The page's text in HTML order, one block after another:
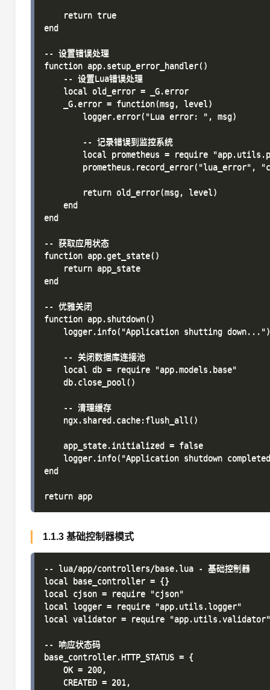
    return true
end
-- 设置错误处理
function app.setup_error_handler()
    -- 设置Lua错误处理
    local old_error = _G.error
    _G.error = function(msg, level)
        logger.error("Lua error: ", msg)
        -- 记录错误到监控系统
local prometheus = require
prometheus.record_error("lua_error",
        return old_error(msg, level)
    end
end
-- 获取应用状态
function app.get_state()
    return app_state
end
-- 优雅关闭
function app.shutdown()
    logger.info("Application shutting down...")
    -- 关闭数据库连接池
    local db = require "app.models.base"
    db.close_pool()
    -- 清理缓存
    ngx.shared.cache:flush_all()
    app_state.initialized = false
logger.info("Application shutdown
end
1.1.3 基础控制器模式
-- lua/app/controllers/base.lua - 基础控制器
local base_controller = {}
local cjson = require "cjson"
local logger = require "app.utils.logger"
local validator = require "app.utils.validator"
-- 响应状态码
base_controller.HTTP_STATUS = {
    OK = 200,
    CREATED = 201,